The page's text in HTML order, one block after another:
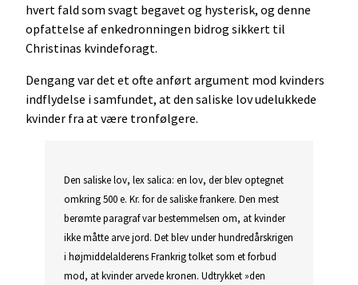
hvert fald som svagt begavet og hysterisk, og denne
opfattelse af enkedronningen bidrog sikkert til
Christinas kvindeforagt.
Dengang var det et ofte anført argument mod kvinders
indflydelse i samfundet, at den saliske lov udelukkede
kvinder fra at være tronfølgere.
Den saliske lov, lex salica: en lov, der blev optegnet
omkring 500 e. Kr. for de saliske frankere. Den mest
berømte paragraf var bestemmelsen om, at kvinder
ikke måtte arve jord. Det blev under hundredårskrigen
i højmiddelalderens Frankrig tolket som et forbud
mod, at kvinder arvede kronen. Udtrykket »den